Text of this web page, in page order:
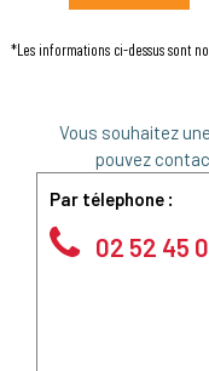
*Les informations ci-dessus sont
Vous souhaitez
pouvez
Par télephone :
02 52 45